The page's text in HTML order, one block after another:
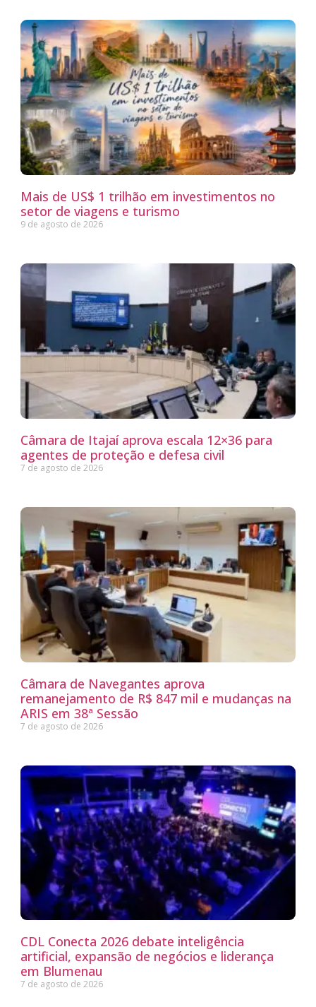
Mais de US$ 1 trilhão em investimentos no
setor de viagens e turismo
9 de agosto de 2026
Câmara de Itajaí aprova escala 12×36 para
agentes de proteção e defesa civil
7 de agosto de 2026
Câmara de Navegantes aprova
remanejamento de R$ 847 mil e mudanças na
ARIS em 38ª Sessão
7 de agosto de 2026
CDL Conecta 2026 debate inteligência
artificial, expansão de negócios e liderança
em Blumenau
7 de agosto de 2026